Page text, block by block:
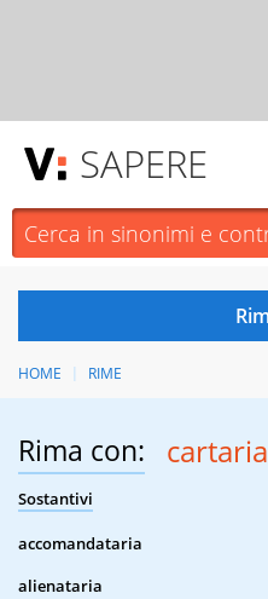
SAPERE
HOME RIME
Rima con: cartaria
Sostantivi
accomandataria
alienataria